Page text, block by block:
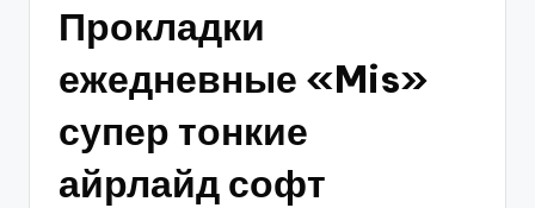
Прокладки
ежедневные «Mis»
супер тонкие
айрлайд софт